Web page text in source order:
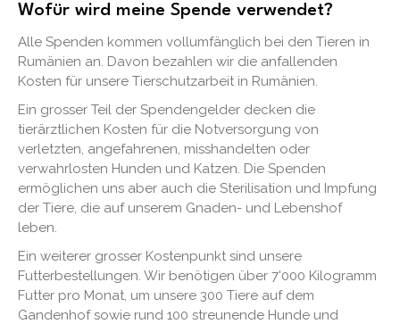
Wofür wird meine Spende verwendet?
Alle Spenden kommen vollumfänglich bei den Tieren in
Rumänien an. Davon bezahlen wir die anfallenden
Kosten für unsere Tierschutzarbeit in Rumänien.
Ein grosser Teil der Spendengelder decken die
tierärztlichen Kosten für die Notversorgung von
verletzten, angefahrenen, misshandelten oder
verwahrlosten Hunden und Katzen. Die Spenden
ermöglichen uns aber auch die Sterilisation und Impfung
der Tiere, die auf unserem Gnaden- und Lebenshof
leben.
Ein weiterer grosser Kostenpunkt sind unsere
Futterbestellungen. Wir benötigen über 7'000 Kilogramm
Futter pro Monat, um unsere 300 Tiere auf dem
Gandenhof sowie rund 100 streunende Hunde und